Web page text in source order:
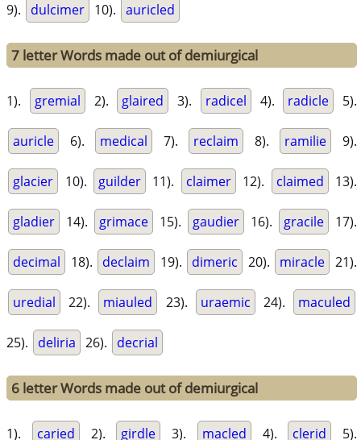
9). dulcimer 10). auricled
7 letter Words made out of demiurgical
1). gremial 2). glaired 3). radicel 4). radicle 5).
auricle 6). medical 7). reclaim 8). ramilie 9).
glacier 10). guilder 11). claimer 12). claimed 13).
gladier 14). grimace 15). gaudier 16). gracile 17).
decimal 18). declaim 19). dimeric 20). miracle 21).
uredial 22). miauled 23). uraemic 24). maculed
25). deliria 26). decrial
6 letter Words made out of demiurgical
1). caried 2). girdle 3). macled 4). clerid 5).